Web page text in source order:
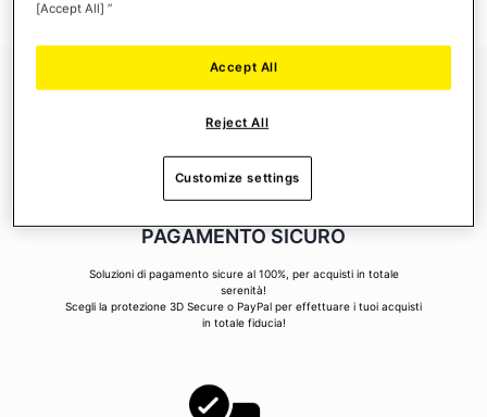
PAGAMENTO SICURO
Soluzioni di pagamento sicure al 100%, per acquisti in totale
serenità!
Scegli la protezione 3D Secure o PayPal per effettuare i tuoi acquisti
in totale fiducia!
[Accept All] ”
Reject All
Accept All
Customize settings